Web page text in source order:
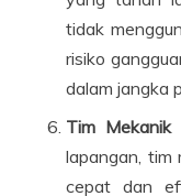
tidak
risiko
dalam jangka
Tim Mekanik
lapangan, tim
cepat dan